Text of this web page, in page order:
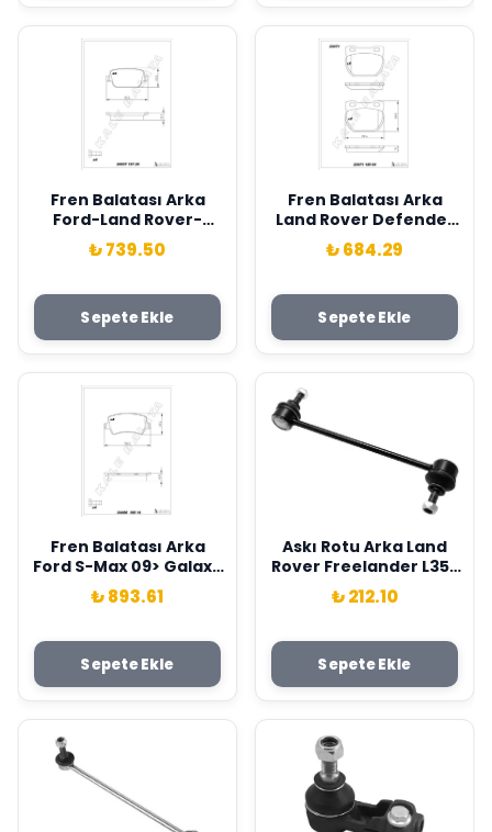
Fren Balatası Arka
Ford-Land Rover-
Volvo Mondeo-
Galaxy-Smax-
S80 Iı 06> S80 07> V70
06> V70 07> Xc70 06> .
Land Rover Freelander
Iı L359 Kale-Balata
6G91 2M008 GB-
LR003655-30671576
₺ 739.50
Sepete Ekle
Fren Balatası Arka
Land Rover Defender
L315 L316 Kale-Balata
SFP000280
₺ 684.29
Sepete Ekle
Fren Balatası Arka
Ford S-Max 09> Galaxy
3 06> . Volvo S60 10>
S80 06> V60 V70 06>
Land Rover Freelander
Iı L359 Range Rover
Evoque L538 Kale-
Balata 6G912M008FD-
30794554-LR027129
₺ 893.61
Sepete Ekle
Askı Rotu Arka Land
Rover Freelander L359
Range Rover Evoque
L538 Kapımsan
₺ 212.10
Sepete Ekle